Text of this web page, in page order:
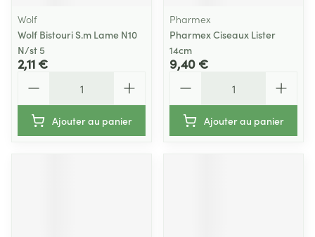
Wolf
Wolf Bistouri S.m Lame N10
N/st 5
2,11 €
Ajouter au panier
Pharmex
Pharmex Ciseaux Lister
14cm
9,40 €
Ajouter au panier